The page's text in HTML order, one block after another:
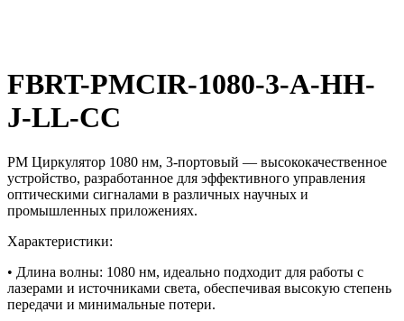
FBRT-PMCIR-1080-3-A-HH-
J-LL-CC
PM Циркулятор 1080 нм, 3-портовый — высококачественное
устройство, разработанное для эффективного управления
оптическими сигналами в различных научных и
промышленных приложениях.
Характеристики:
• Длина волны: 1080 нм, идеально подходит для работы с
лазерами и источниками света, обеспечивая высокую степень
передачи и минимальные потери.